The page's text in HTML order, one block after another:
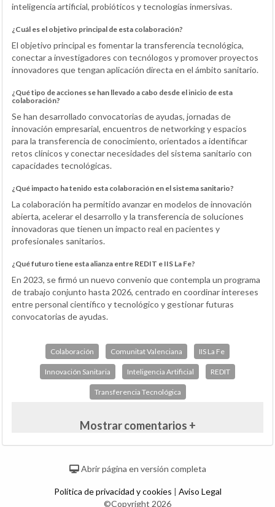
inteligencia artificial, probióticos y tecnologías inmersivas.
¿Cuál es el objetivo principal de esta colaboración?
El objetivo principal es fomentar la transferencia tecnológica,
conectar a investigadores con tecnólogos y promover proyectos
innovadores que tengan aplicación directa en el ámbito sanitario.
¿Qué tipo de acciones se han llevado a cabo desde el inicio de esta
colaboración?
Se han desarrollado convocatorias de ayudas, jornadas de
innovación empresarial, encuentros de networking y espacios
para la transferencia de conocimiento, orientados a identificar
retos clínicos y conectar necesidades del sistema sanitario con
capacidades tecnológicas.
¿Qué impacto ha tenido esta colaboración en el sistema sanitario?
La colaboración ha permitido avanzar en modelos de innovación
abierta, acelerar el desarrollo y la transferencia de soluciones
innovadoras que tienen un impacto real en pacientes y
profesionales sanitarios.
¿Qué futuro tiene esta alianza entre REDIT e IIS La Fe?
En 2023, se firmó un nuevo convenio que contempla un programa
de trabajo conjunto hasta 2026, centrado en coordinar intereses
entre personal científico y tecnológico y gestionar futuras
convocatorias de ayudas.
Colaboración Comunitat Valenciana IIS La Fe
Innovación Sanitaria Inteligencia Artificial REDIT
Transferencia Tecnológica
Mostrar comentarios +
Abrir página en versión completa
Política de privacidad y cookies | Aviso Legal
©Copyright 2026